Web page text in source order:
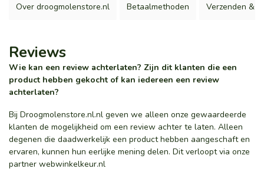
Over droogmolenstore.nl Betaalmethoden Verzenden &
Reviews
Wie kan een review achterlaten? Zijn dit klanten die een
product hebben gekocht of kan iedereen een review
achterlaten?
Bij Droogmolenstore.nl.nl geven we alleen onze gewaardeerde
klanten de mogelijkheid om een review achter te laten. Alleen
degenen die daadwerkelijk een product hebben aangeschaft en
ervaren, kunnen hun eerlijke mening delen. Dit verloopt via onze
partner webwinkelkeur.nl